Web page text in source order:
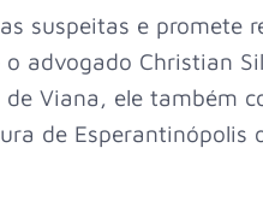
suspeitas e promete
advogado Christian
Viana, ele também
de Esperantinópolis